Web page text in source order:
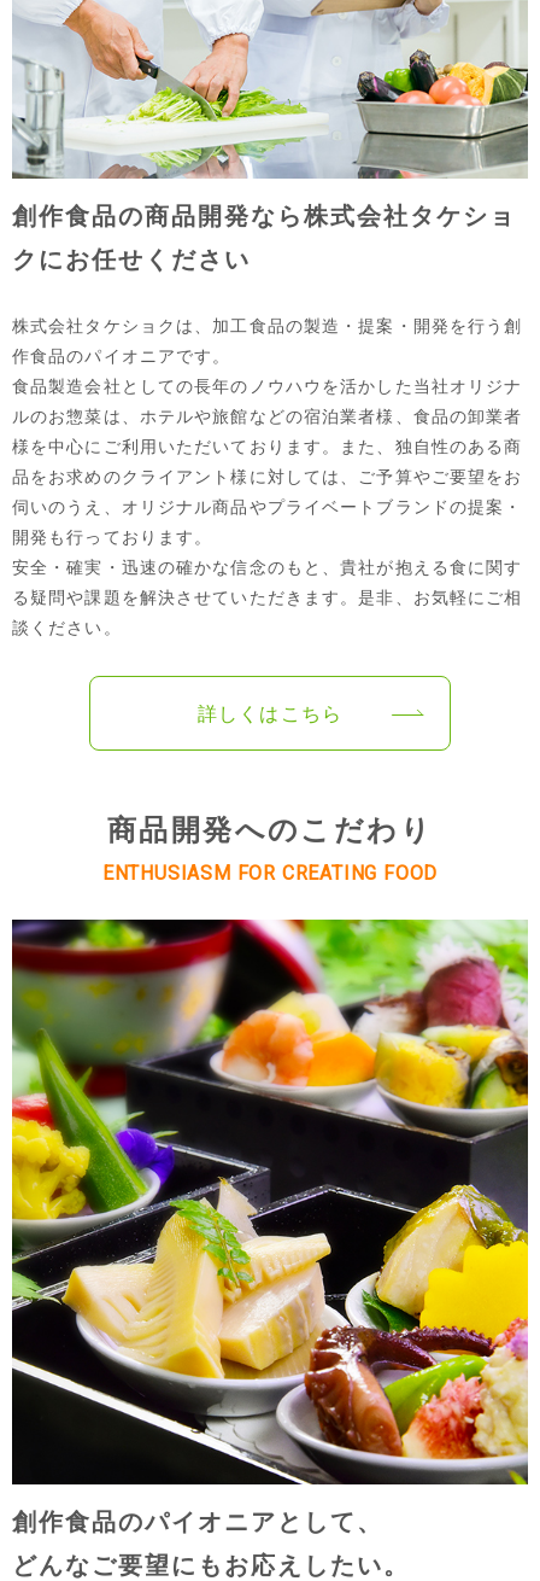
創作食品の商品開発なら株式会社タケショ
クにお任せください
株式会社タケショクは、加工食品の製造・提案・開発を行う創
作食品のパイオニアです。
食品製造会社としての長年のノウハウを活かした当社オリジナ
ルのお惣菜は、ホテルや旅館などの宿泊業者様、食品の卸業者
様を中心にご利用いただいております。また、独自性のある商
品をお求めのクライアント様に対しては、ご予算やご要望をお
伺いのうえ、オリジナル商品やプライベートブランドの提案・
開発も行っております。
安全・確実・迅速の確かな信念のもと、貴社が抱える食に関す
る疑問や課題を解決させていただきます。是非、お気軽にご相
談ください。
詳しくはこちら
商品開発へのこだわり
ENTHUSIASM FOR CREATING FOOD
創作食品のパイオニアとして、
どんなご要望にもお応えしたい。